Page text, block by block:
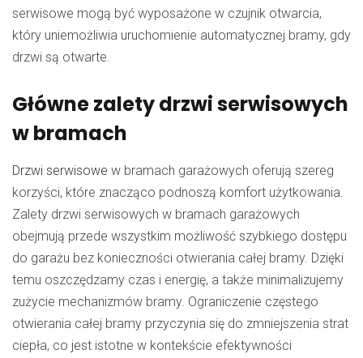
serwisowe mogą być wyposażone w czujnik otwarcia,
który uniemożliwia uruchomienie automatycznej bramy, gdy
drzwi są otwarte.
Główne zalety drzwi serwisowych
w bramach
Drzwi serwisowe w bramach garażowych oferują szereg
korzyści, które znacząco podnoszą komfort użytkowania.
Zalety drzwi serwisowych w bramach garażowych
obejmują przede wszystkim możliwość szybkiego dostępu
do garażu bez konieczności otwierania całej bramy. Dzięki
temu oszczędzamy czas i energię, a także minimalizujemy
zużycie mechanizmów bramy. Ograniczenie częstego
otwierania całej bramy przyczynia się do zmniejszenia strat
ciepła, co jest istotne w kontekście efektywności